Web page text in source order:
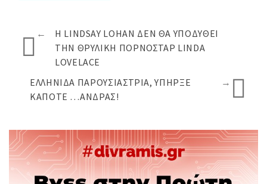
←
Η LINDSAY LOHAN ΔΕΝ ΘΑ ΥΠΟΔΥΘΕΊ
ΤΗΝ ΘΡΥΛΙΚΉ ΠΟΡΝΟΣΤΆΡ LINDA
LOVELACE
ΕΛΛΗΝΊΔΑ ΠΑΡΟΥΣΙΆΣΤΡΙΑ, ΥΠΉΡΞΕ
ΚΆΠΟΤΕ …ΆΝΔΡΑΣ!
→